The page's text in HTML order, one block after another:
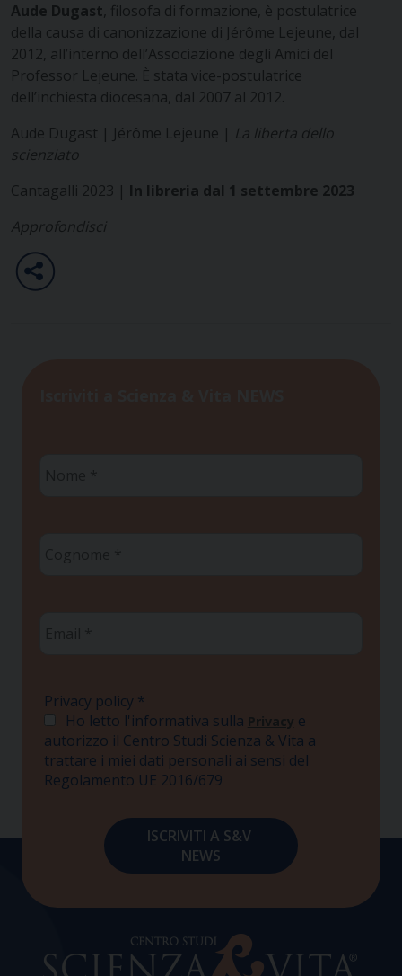
Aude Dugast , filosofa di formazione, è postulatrice
della causa di canonizzazione di Jérôme Lejeune, dal
2012, all’interno dell’Associazione degli Amici del
Professor Lejeune. È stata vice-postulatrice
dell’inchiesta diocesana, dal 2007 al 2012.
Aude Dugast | Jérôme Lejeune | La liberta dello
scienziato
Cantagalli 2023 | In libreria dal 1 settembre 2023
Approfondisci
Privacy policy *
Ho letto l'informativa sulla Privacy e
autorizzo il Centro Studi Scienza & Vita a
trattare i miei dati personali ai sensi del
Regolamento UE 2016/679